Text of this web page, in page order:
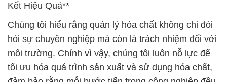
Kết Hiệu Quả**
Chúng tôi hiểu rằng quản lý hóa chất không chỉ đòi
hỏi sự chuyên nghiệp mà còn là trách nhiệm đối với
môi trường. Chính vì vậy, chúng tôi luôn nỗ lực để
tối ưu hóa quá trình sản xuất và sử dụng hóa chất,